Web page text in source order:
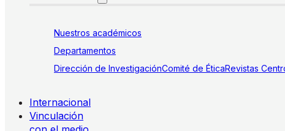
Nuestros académicos
Departamentos
Dirección de InvestigaciónComité de ÉticaRevistas
Internacional
Vinculación